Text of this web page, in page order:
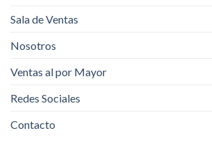
Sala de Ventas
Nosotros
Ventas al por Mayor
Redes Sociales
Contacto